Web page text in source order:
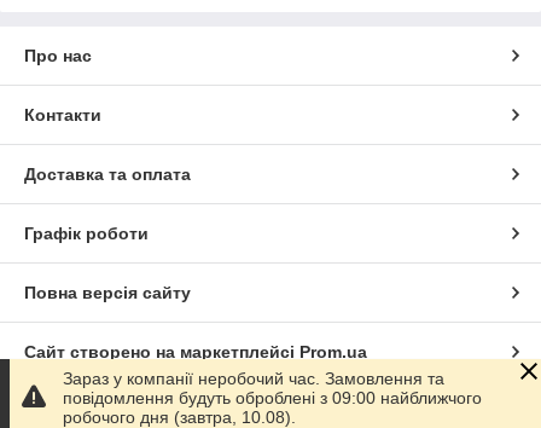
Про нас
Контакти
Доставка та оплата
Графік роботи
Повна версія сайту
Сайт створено на маркетплейсі Prom.ua
Політика конфіденційності
Зараз у компанії неробочий час. Замовлення та
повідомлення будуть оброблені з 09:00 найближчого
робочого дня (завтра, 10.08).